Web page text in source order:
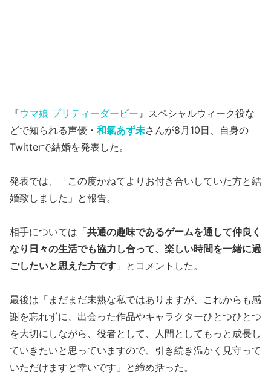
『ウマ娘 プリティーダービー 』スペシャルウィーク役な
どで知られる声優・ 和氣あず未さんが8月10日、自身の
Twitterで結婚を発表した。
発表では、「この度かねてよりお付き合いしていた方と結
婚致しました」と報告。
相手については「共通の趣味であるゲームを通して仲良く
なり日々の生活でも協力し合って、楽しい時間を一緒に過
ごしたいと思えた方です 」とコメントした。
最後は「まだまだ未熟な私ではありますが、これからも感
謝を忘れずに、出会った作品やキャラクターひとつひとつ
を大切にしながら、役者として、人間としてもっと成長し
ていきたいと思っていますので、引き続き温かく見守って
いただけますと幸いです」と締め括った。